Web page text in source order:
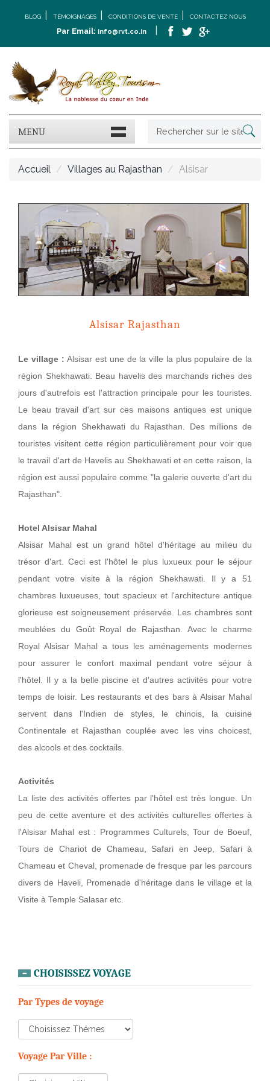
BLOG TÉMOIGNAGES CONDITIONS DE VENTE CONTACTEZ NOUS
Par Email: info@rvt.co.in
MENU
Accueil Villages au Rajasthan Alsisar
Alsisar Rajasthan
Le village :Alsisar est une de la ville la plus populaire de la
région Shekhawati. Beau havelis des marchands riches des
jours d'autrefois est l'attraction principale pour les touristes.
Le beau travail d'art sur ces maisons antiques est unique
dans la région Shekhawati du Rajasthan. Des millions de
touristes visitent cette région particulièrement pour voir que
le travail d'art de Havelis au Shekhawati et en cette raison, la
région est aussi populaire comme "la galerie ouverte d'art du
Rajasthan".
Hotel Alsisar Mahal
Alsisar Mahal est un grand hôtel d'héritage au milieu du
trésor d'art. Ceci est l'hôtel le plus luxueux pour le séjour
pendant votre visite à la région Shekhawati. Il y a 51
chambres luxueuses, tout spacieux et l'architecture antique
glorieuse est soigneusement préservée. Les chambres sont
meublées du Goût Royal de Rajasthan. Avec le charme
Royal Alsisar Mahal a tous les aménagements modernes
pour assurer le confort maximal pendant votre séjour à
l'hôtel. Il y a la belle piscine et d'autres activités pour votre
temps de loisir. Les restaurants et des bars à Alsisar Mahal
servent dans l'Indien de styles, le chinois, la cuisine
Continentale et Rajasthan couplée avec les vins choicest,
des alcools et des cocktails.
Activités
La liste des activités offertes par l'hôtel est très longue. Un
peu de cette aventure et des activités culturelles offertes à
l'Alsisar Mahal est : Programmes Culturels, Tour de Boeuf,
Tours de Chariot de Chameau, Safari en Jeep, Safari à
Chameau et Cheval, promenade de fresque par les parcours
divers de Haveli, Promenade d'héritage dans le village et la
Visite à Temple Salasar etc.
CHOISISSEZ VOYAGE
Par Types de voyage
Voyage Par Ville :